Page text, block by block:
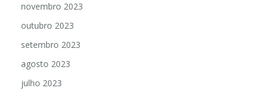
novembro 2023
outubro 2023
setembro 2023
agosto 2023
julho 2023